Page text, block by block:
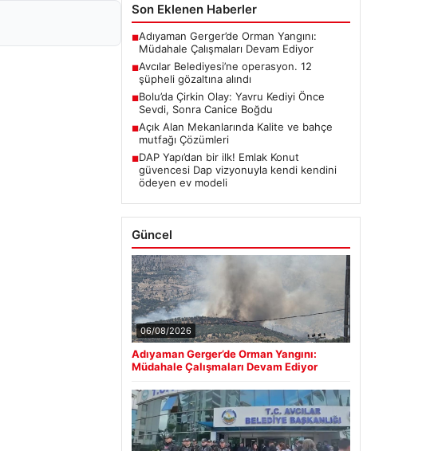
Son Eklenen Haberler
■Adıyaman Gerger’de Orman Yangını:
Müdahale Çalışmaları Devam Ediyor
■Avcılar Belediyesi’ne operasyon. 12
şüpheli gözaltına alındı
■Bolu’da Çirkin Olay: Yavru Kediyi Önce
Sevdi, Sonra Canice Boğdu
■Açık Alan Mekanlarında Kalite ve bahçe
mutfağı Çözümleri
■DAP Yapı’dan bir ilk! Emlak Konut
güvencesi Dap vizyonuyla kendi kendini
ödeyen ev modeli
Güncel
06/08/2026
Adıyaman Gerger’de Orman Yangını:
Müdahale Çalışmaları Devam Ediyor